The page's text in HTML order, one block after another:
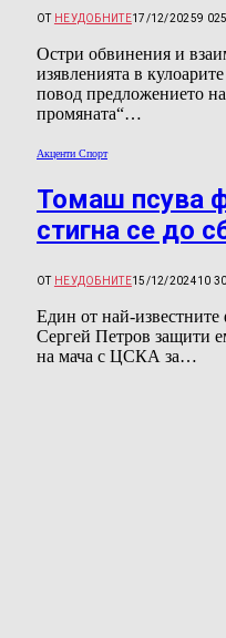
ОТ НЕУДОБНИТЕ17/12/20259 025
Остри обвинения и
изявленията в
повод предложението
промяната“…
Акценти Спорт
Томаш псува
стигна се до
ОТ НЕУДОБНИТЕ15/12/202410
Един от най-
Сергей Петров защити
на мача с ЦСКА за…